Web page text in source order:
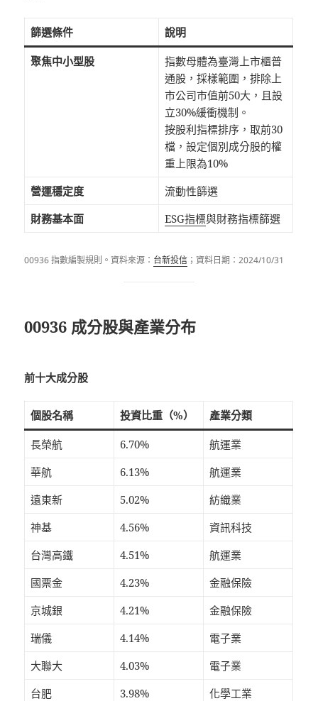
篩選條件 說明
聚焦中小型股
指數母體為臺灣上市櫃普
通股，採樣範圍，排除上
市公司市值前50大，且設
立30%緩衝機制。
按股利指標排序，取前30
檔，設定個別成分股的權
重上限為10%
營運穩定度
流動性篩選
財務基本面
ESG指標與財務指標篩選
00936 指數編製規則。資料來源： 台新投信 ；資料日期：2024/10/31
00936 成分股與產業分布
前十大成分股
個股名稱 投資比重（%） 產業分類
長榮航 6.70%
航運業
華航
6.13%
航運業
遠東新
5.02%
紡織業
神基
4.56%
資訊科技
台灣高鐵
4.51%
航運業
國票金
4.23%
金融保險
京城銀
4.21%
金融保險
瑞儀
4.14%
電子業
大聯大
4.03%
電子業
台肥
3.98% 化學工業